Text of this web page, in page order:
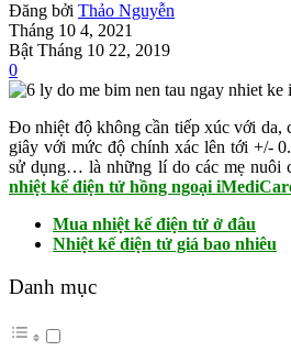
Đăng bởi Thảo Nguyễn
Tháng 10 4, 2021
Bật Tháng 10 22, 2019
0
Đo nhiệt độ không cần tiếp xúc với da,
giây với mức độ chính xác lên tới +/-
sử dụng… là những lí do các mẹ nuôi
nhiệt kế điện tử hồng ngoại
Mua nhiệt kế điện tử ở đâu
Nhiệt kế điện tử giá bao nhiêu
Danh mục